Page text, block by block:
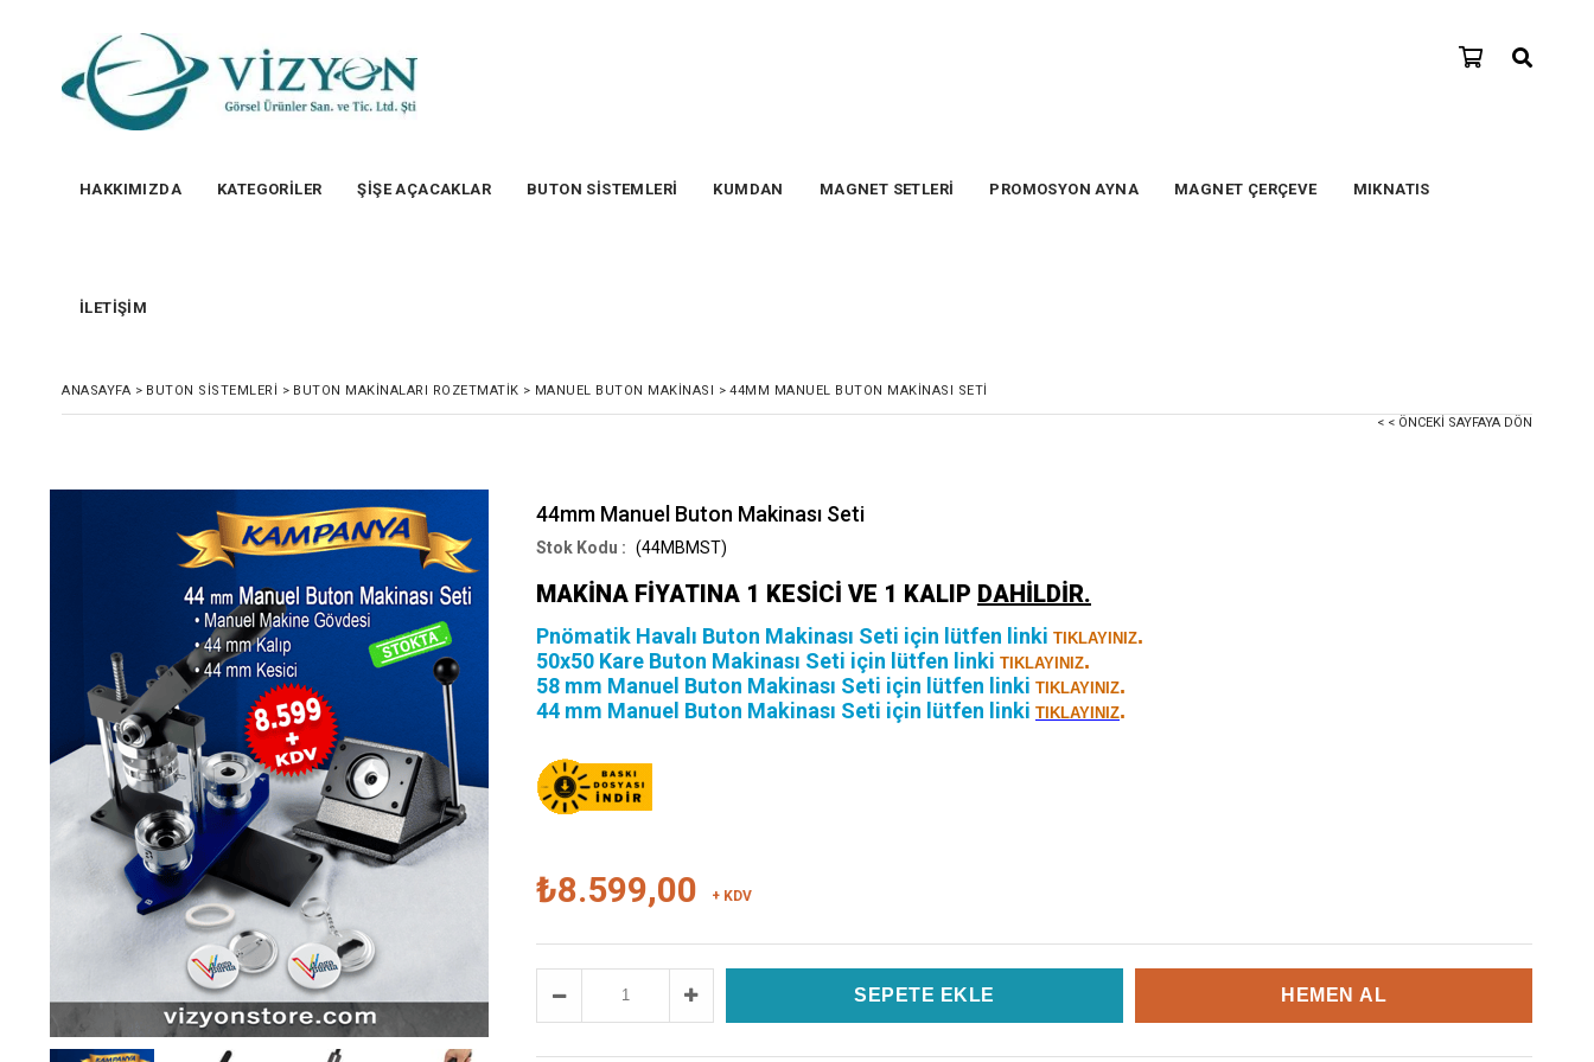
HAKKIMIZDA KATEGORİLER ŞİŞE AÇACAKLAR BUTON SİSTEMLERİ KUMDAN MAGNET SETLERİ PROMOSYON AYNA MAGNET ÇERÇEVE MIKNATIS
İLETİŞİM
ANASAYFA > BUTON SISTEMLERI > BUTON MAKINALARI ROZETMATİK > MANUEL BUTON MAKINASI > 44MM MANUEL BUTON MAKINASI SETI
< < ÖNCEKI SAYFAYA DÖN
44mm Manuel Buton Makinası Seti
(44MBMST)
MAKİNA FİYATINA 1 KESİCİ VE 1 KALIP DAHİLDİR.
Pnömatik Havalı Buton Makinası Seti için lütfen linki TIKLAYINIZ.
50x50 Kare Buton Makinası Seti için lütfen linki TIKLAYINIZ.
58 mm Manuel Buton Makinası Seti için lütfen linki TIKLAYINIZ.
44 mm Manuel Buton Makinası Seti için lütfen linki TIKLAYINIZ.
₺8.599,00 + KDV